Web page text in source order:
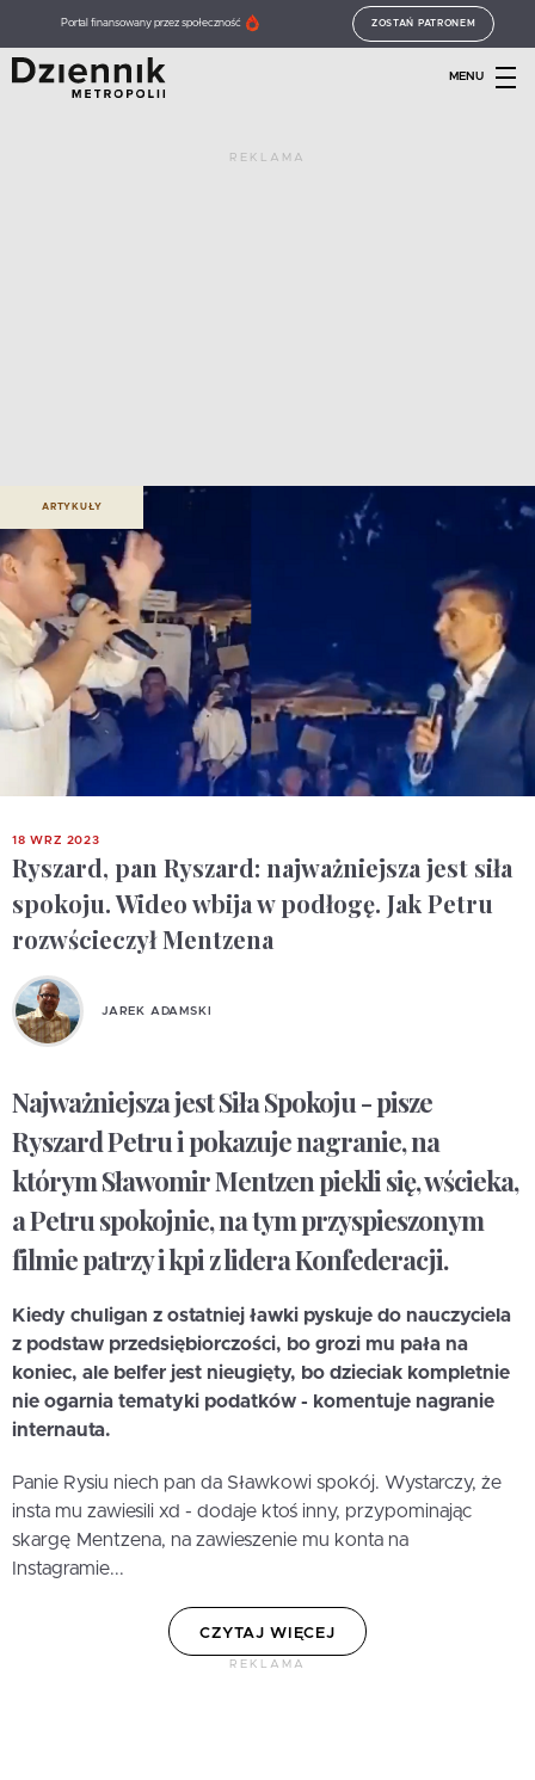
Portal finansowany przez społeczność ZOSTAŃ PATRONEM
MENU
REKLAMA
ARTYKUŁY
18 WRZ 2023
Ryszard, pan Ryszard: najważniejsza jest siła
spokoju. Wideo wbija w podłogę. Jak Petru
rozwścieczył Mentzena
JAREK ADAMSKI
Najważniejsza jest Siła Spokoju - pisze
Ryszard Petru i pokazuje nagranie, na
którym Sławomir Mentzen piekli się, wścieka,
a Petru spokojnie, na tym przyspieszonym
filmie patrzy i kpi z lidera Konfederacji.
Kiedy chuligan z ostatniej ławki pyskuje do nauczyciela
z podstaw przedsiębiorczości, bo grozi mu pała na
koniec, ale belfer jest nieugięty, bo dzieciak kompletnie
nie ogarnia tematyki podatków - komentuje nagranie
internauta.
Panie Rysiu niech pan da Sławkowi spokój. Wystarczy, że
insta mu zawiesili xd - dodaje ktoś inny, przypominając
skargę Mentzena, na zawieszenie mu konta na
Instagramie...
CZYTAJ WIĘCEJ
REKLAMA